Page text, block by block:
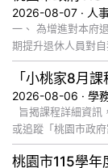
2026-08-07 · 人
一、 為增進對本府
期提升退休人員對
2026-08-06 · 學
或追蹤「桃園市政
桃園市115學年